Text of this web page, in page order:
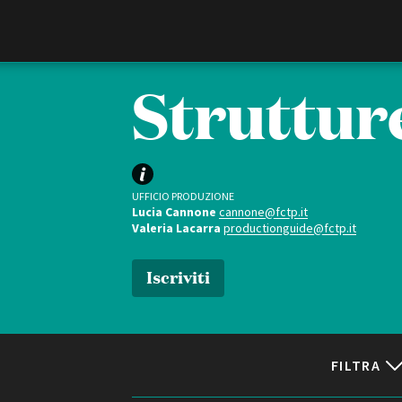
Storia della Fondazione
Partner
UFFICIO PRODUZIONE
Lucia Cannone cannone@fctp.it
Valeria Lacarra productionguide@fctp.it
Iscriviti
FILTRA